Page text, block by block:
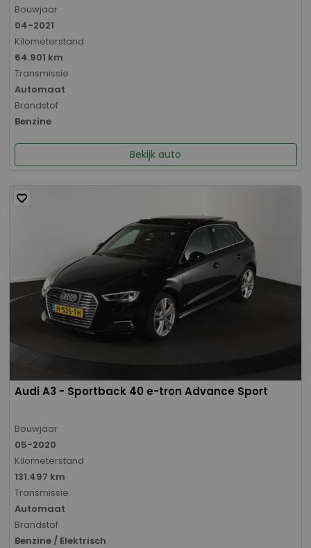
Bouwjaar
04-2021
Kilometerstand
64.901 km
Transmissie
Automaat
Brandstof
Benzine
Bekijk auto
Audi A3 - Sportback 40 e-tron Advance Sport
Bouwjaar
05-2020
Kilometerstand
131.497 km
Transmissie
Automaat
Brandstof
Benzine / Elektrisch